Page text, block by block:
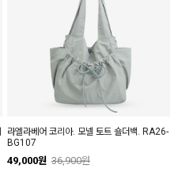
라엘라베어 코리아. 모넬 토트 숄더백. RA26-
BG107
49,000원 36,900원